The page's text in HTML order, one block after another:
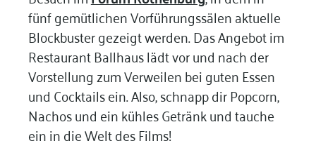
fünf gemütlichen Vorführungssälen aktuelle
Blockbuster gezeigt werden. Das Angebot im
Restaurant Ballhaus lädt vor und nach der
Vorstellung zum Verweilen bei guten Essen
und Cocktails ein. Also, schnapp dir Popcorn,
Nachos und ein kühles Getränk und tauche
ein in die Welt des Films!